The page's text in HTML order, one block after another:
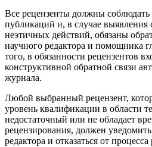
Все рецензенты должны
публикаций и, в случае выявления
неэтичных действий, обязаны
научного редактора и помощника
того, в обязанности рецензентов
конструктивной обратной связи
журнала.
Любой выбранный рецензент,
уровень квалификации в области
недостаточный или не обладает
рецензирования, должен
редактора и отказаться от